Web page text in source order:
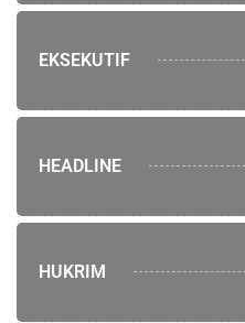
EKSEKUTIF
HEADLINE
HUKRIM